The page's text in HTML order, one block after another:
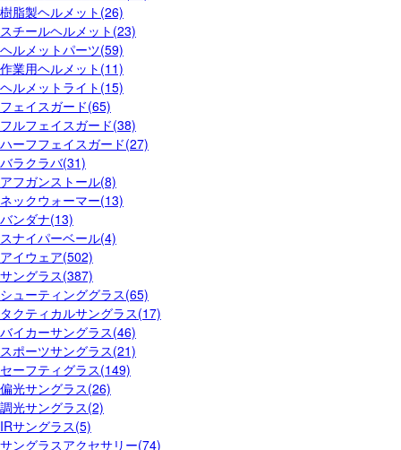
樹脂製ヘルメット(26)
スチールヘルメット(23)
ヘルメットパーツ(59)
作業用ヘルメット(11)
ヘルメットライト(15)
フェイスガード(65)
フルフェイスガード(38)
ハーフフェイスガード(27)
バラクラバ(31)
アフガンストール(8)
ネックウォーマー(13)
バンダナ(13)
スナイパーベール(4)
アイウェア(502)
サングラス(387)
シューティンググラス(65)
タクティカルサングラス(17)
バイカーサングラス(46)
スポーツサングラス(21)
セーフティグラス(149)
偏光サングラス(26)
調光サングラス(2)
IRサングラス(5)
サングラスアクセサリー(74)